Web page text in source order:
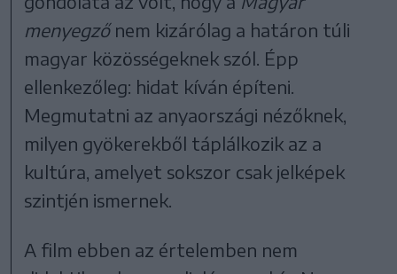
menyegzőnem kizárólag a határon túli
magyar közösségeknek szól. Épp
ellenkezőleg: hidat kíván építeni.
Megmutatni az anyaországi nézőknek,
milyen gyökerekből táplálkozik az a
kultúra, amelyet sokszor csak jelképek
szintjén ismernek.
A film ebben az értelemben nem